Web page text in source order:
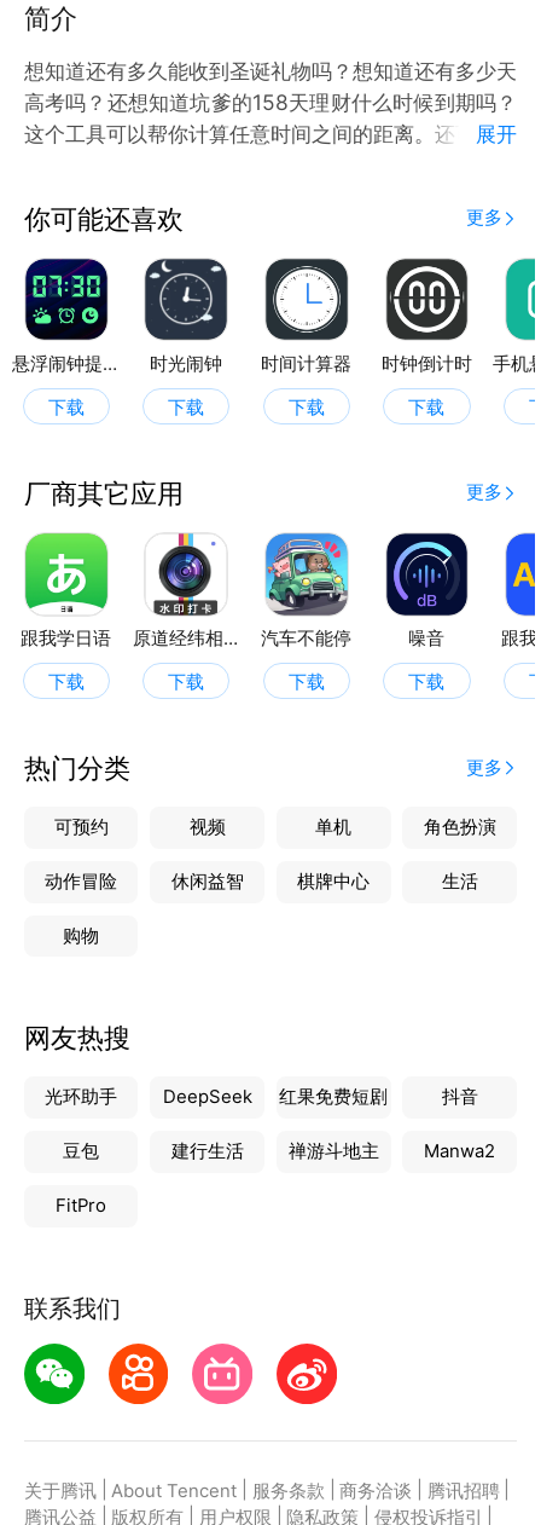
简介
想知道还有多久能收到圣诞礼物吗？想知道还有多少天
高考吗？还想知道坑爹的158天理财什么时候到期吗？
这个工具可以帮你计算任意时间之间的距离。还可以计
展开
你可能还喜欢 更多
悬浮闹钟提醒
下载
时光闹钟
下载
时间计算器
下载
时钟倒计时
下载
厂商其它应用 更多
跟我学日语
下载
原道经纬相机
下载
汽车不能停
下载
噪音
下载
跟
热门分类 更多
可预约 视频 单机 角色扮演
动作冒险 休闲益智 棋牌中心 生活
购物
网友热搜
光环助手 DeepSeek 红果免费短剧 抖音
豆包 建行生活 禅游斗地主 Manwa2
FitPro
联系我们
关于腾讯 About Tencent 服务条款 商务洽谈 腾讯招聘
腾讯公益
版权所有 用户权限 隐私政策 侵权投诉指引